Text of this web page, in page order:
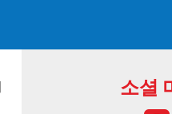
소셜